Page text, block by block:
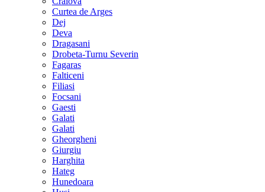
Curtea de Arges
Dej
Deva
Dragasani
Drobeta-Turnu Severin
Fagaras
Falticeni
Filiasi
Focsani
Gaesti
Galati
Galati
Gheorgheni
Giurgiu
Harghita
Hateg
Hunedoara